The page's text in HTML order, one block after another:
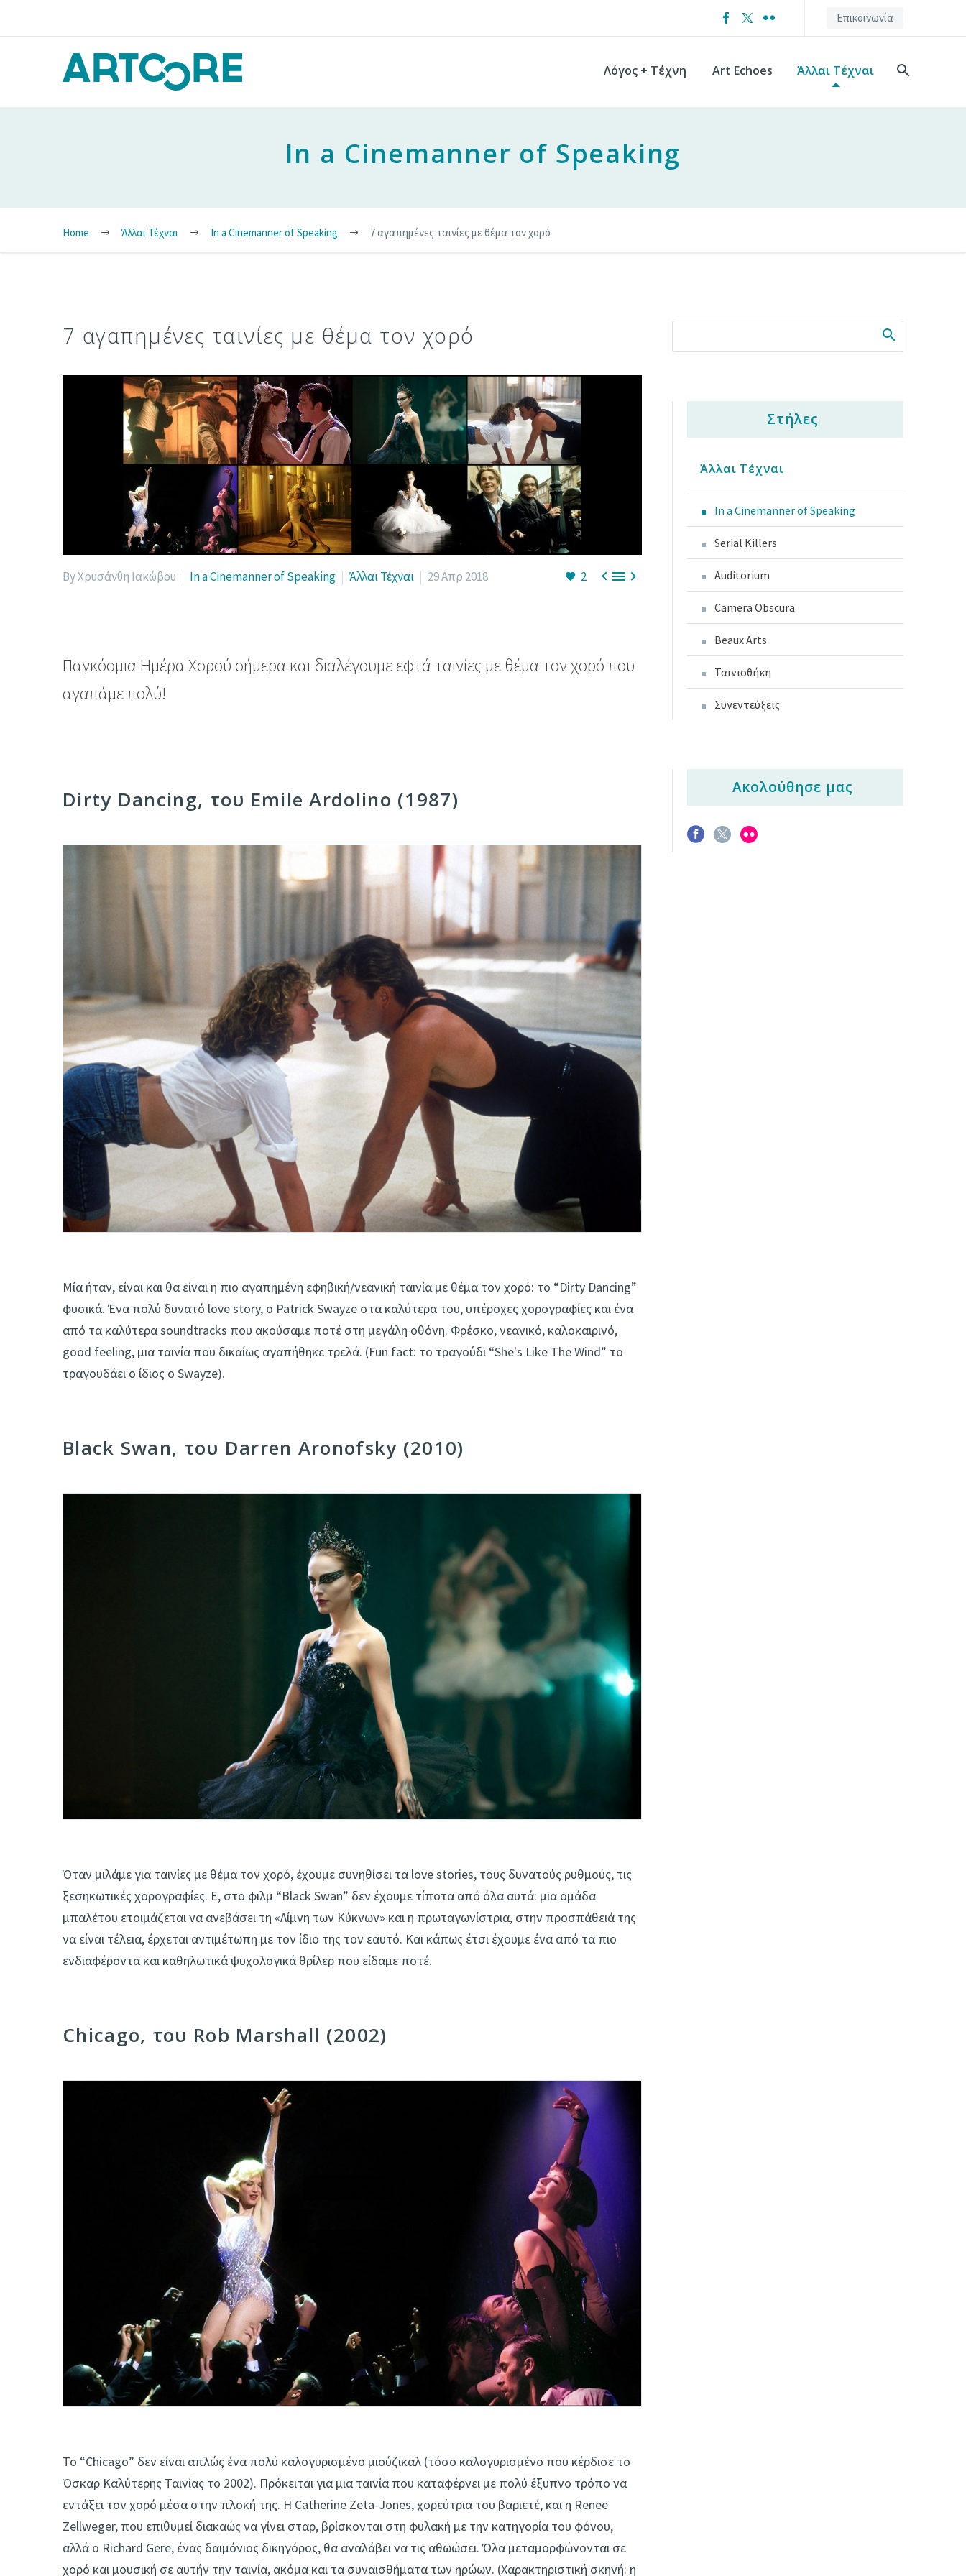
Επικοινωνία
Λόγος + Τέχνη Art Echoes Άλλαι Τέχναι
In a Cinemanner of Speaking
Home Άλλαι Τέχναι In a Cinemanner of Speaking 7 αγαπημένες ταινίες με θέμα τον χορό
7 αγαπημένες ταινίες με θέμα τον χορό
2 
By Χρυσάνθη Ιακώβου In a Cinemanner of Speaking Άλλαι Τέχναι 29 Απρ 2018
Παγκόσμια Ημέρα Χορού σήμερα και διαλέγουμε εφτά ταινίες με θέμα τον χορό που
αγαπάμε πολύ!
Dirty Dancing, του Emile Ardolino (1987)
Μία ήταν, είναι και θα είναι η πιο αγαπημένη εφηβική/νεανική ταινία με θέμα τον χορό: το “Dirty Dancing”
φυσικά. Ένα πολύ δυνατό love story, ο Patrick Swayze στα καλύτερα του, υπέροχες χορογραφίες και ένα
από τα καλύτερα soundtracks που ακούσαμε ποτέ στη μεγάλη οθόνη. Φρέσκο, νεανικό, καλοκαιρινό,
good feeling, μια ταινία που δικαίως αγαπήθηκε τρελά. (Fun fact: το τραγούδι “She's Like The Wind” το
τραγουδάει ο ίδιος ο Swayze).
Black Swan, του Darren Aronofsky (2010)
Όταν μιλάμε για ταινίες με θέμα τον χορό, έχουμε συνηθίσει τα love stories, τους δυνατούς ρυθμούς, τις
ξεσηκωτικές χορογραφίες. Ε, στο φιλμ “Black Swan” δεν έχουμε τίποτα από όλα αυτά: μια ομάδα
μπαλέτου ετοιμάζεται να ανεβάσει τη «Λίμνη των Κύκνων» και η πρωταγωνίστρια, στην προσπάθειά της
να είναι τέλεια, έρχεται αντιμέτωπη με τον ίδιο της τον εαυτό. Και κάπως έτσι έχουμε ένα από τα πιο
ενδιαφέροντα και καθηλωτικά ψυχολογικά θρίλερ που είδαμε ποτέ.
Chicago, του Rob Marshall (2002)
Το “Chicago” δεν είναι απλώς ένα πολύ καλογυρισμένο μιούζικαλ (τόσο καλογυρισμένο που κέρδισε το
Όσκαρ Καλύτερης Ταινίας το 2002). Πρόκειται για μια ταινία που καταφέρνει με πολύ έξυπνο τρόπο να
εντάξει τον χορό μέσα στην πλοκή της. Η Catherine Zeta-Jones, χορεύτρια του βαριετέ, και η Renee
Zellweger, που επιθυμεί διακαώς να γίνει σταρ, βρίσκονται στη φυλακή με την κατηγορία του φόνου,
αλλά ο Richard Gere, ένας δαιμόνιος δικηγόρος, θα αναλάβει να τις αθωώσει. Όλα μεταμορφώνονται σε
χορό και μουσική σε αυτήν την ταινία, ακόμα και τα συναισθήματα των ηρώων. (Χαρακτηριστική σκηνή: η
Στήλες
Άλλαι Τέχναι
In a Cinemanner of Speaking
Serial Killers
Auditorium
Camera Obscura
Beaux Arts
Ταινιοθήκη
Συνεντεύξεις
Ακολούθησε μας